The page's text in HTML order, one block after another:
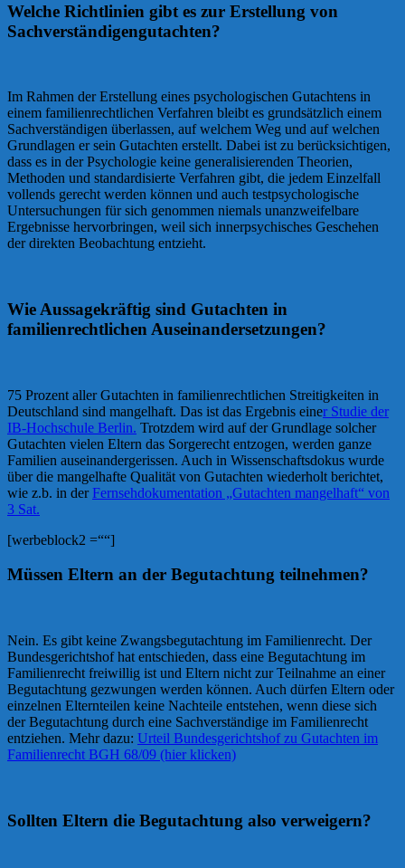
Welche Richtlinien gibt es zur Erstellung von
Sachverständigengutachten?
Im Rahmen der Erstellung eines psychologischen Gutachtens in
einem familienrechtlichen Verfahren bleibt es grundsätzlich einem
Sachverständigen überlassen, auf welchem Weg und auf welchen
Grundlagen er sein Gutachten erstellt. Dabei ist zu berücksichtigen,
dass es in der Psychologie keine generalisierenden Theorien,
Methoden und standardisierte Verfahren gibt, die jedem Einzelfall
vollends gerecht werden können und auch testpsychologische
Untersuchungen für sich genommen niemals unanzweifelbare
Ergebnisse hervorbringen, weil sich innerpsychisches Geschehen
der direkten Beobachtung entzieht.
Wie Aussagekräftig sind Gutachten in
familienrechtlichen Auseinandersetzungen?
75 Prozent aller Gutachten in familienrechtlichen Streitigkeiten in
Deutschland sind mangelhaft. Das ist das Ergebnis einer Studie der
IB-Hochschule Berlin. Trotzdem wird auf der Grundlage solcher
Gutachten vielen Eltern das Sorgerecht entzogen, werden ganze
Familien auseinandergerissen. Auch in Wissenschaftsdokus wurde
über die mangelhafte Qualität von Gutachten wiederholt berichtet,
wie z.b. in derFernsehdokumentation „Gutachten mangelhaft“ von
3 Sat.
[werbeblock2 =““]
Müssen Eltern an der Begutachtung teilnehmen?
Nein. Es gibt keine Zwangsbegutachtung im Familienrecht. Der
Bundesgerichtshof hat entschieden, dass eine Begutachtung im
Familienrecht freiwillig ist und Eltern nicht zur Teilnahme an einer
Begutachtung gezwungen werden können. Auch dürfen Eltern oder
einzelnen Elternteilen keine Nachteile entstehen, wenn diese sich
der Begutachtung durch eine Sachverständige im Familienrecht
entziehen. Mehr dazu: Urteil Bundesgerichtshof zu Gutachten im
Familienrecht BGH 68/09 (hier klicken)
Sollten Eltern die Begutachtung also verweigern?